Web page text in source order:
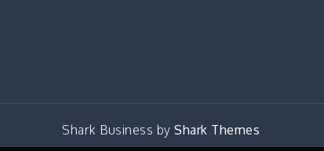
Shark Business by Shark Themes